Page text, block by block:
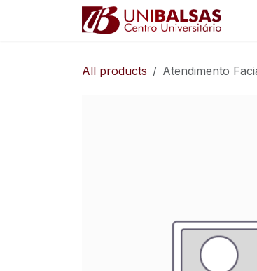
Pular para o conteúdo
All products Atendimento